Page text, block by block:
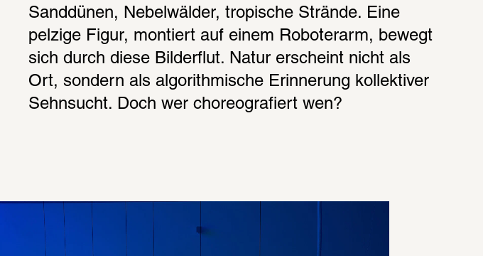
Sanddünen, Nebelwälder, tropische Strände. Eine
pelzige Figur, montiert auf einem Roboterarm, bewegt
sich durch diese Bilderflut. Natur erscheint nicht als
Ort, sondern als algorithmische Erinnerung kollektiver
Sehnsucht. Doch wer choreografiert wen?